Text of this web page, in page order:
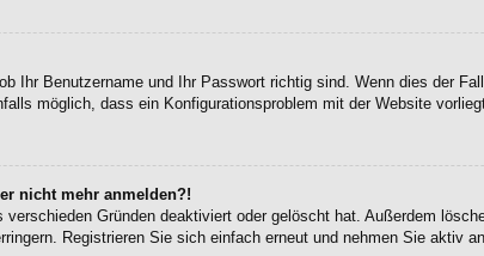
Ihr Benutzername und Ihr Passwort richtig sind. Wenn dies der
möglich, dass ein Konfigurationsproblem mit der Website
nicht mehr anmelden?!
Gründen deaktiviert oder gelöscht hat. Außerdem
Registrieren Sie sich einfach erneut und nehmen Sie aktiv